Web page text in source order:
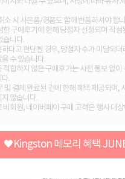
소 시 사은품/경품도 함께 반품하셔야 합
한 구매후기에 한해 당첨자 선정되며 작
습니다.
다고 판단될 경우, 당첨자 수가 미달되
수 있습니다.
적합하지 않은 구매후기는 사전 통보 없이
다.
및 결제 완료된 건에 한해 혜택 제공되며,
않습니다.
비회원, 네이버페이 구매 고객은 행사 대
🖤Kingston 메모리 혜택